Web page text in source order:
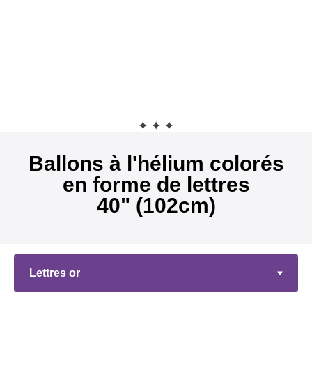
Ballons à l'hélium colorés
en forme de lettres
40" (102cm)